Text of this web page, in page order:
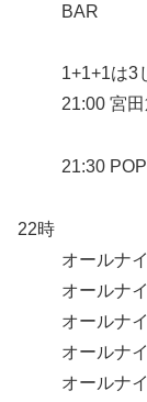
BAR
1+1+1は3
21:00 宮
21:30
22時
オールナ
オールナ
オールナ
オールナ
オールナ